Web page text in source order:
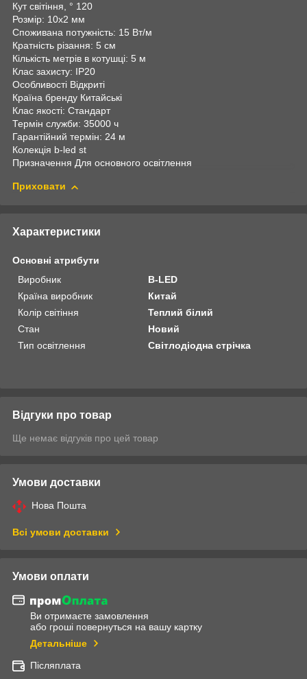
Кут світіння, ° 120
Розмір: 10х2 мм
Споживана потужність: 15 Вт/м
Кратність різання: 5 см
Кількість метрів в котушці: 5 м
Клас захисту: IP20
Особливості Відкриті
Країна бренду Китайські
Клас якості: Стандарт
Термін служби: 35000 ч
Гарантійний термін: 24 м
Колекція b-led st
Призначення Для основного освітлення
Приховати
Характеристики
Основні атрибути
Виробник
B-LED
Країна виробник
Китай
Колір світіння
Теплий білий
Стан
Новий
Тип освітлення
Світлодіодна стрічка
Відгуки про товар
Ще немає відгуків про цей товар
Умови доставки
Нова Пошта
Всі умови доставки
Умови оплати
Ви отримаєте замовлення
або гроші повернуться на вашу картку
Детальніше
Післяплата